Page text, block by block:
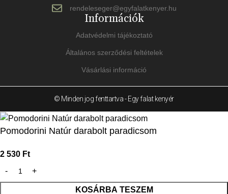
rendeleseger@egyfalatkenyer.hu
Információk
Adatvédelmi tájékoztató
Általános szerződési feltételek
Vásárlási információ
© Minden jog fenttartva - Egy falat kenyér
Pomodorini Natúr darabolt paradicsom
2 530 Ft
KOSÁRBA TESZEM